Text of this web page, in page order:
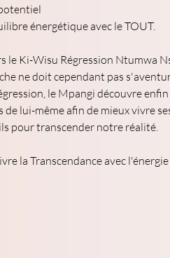
énergétique avec le TOUT.
le Ki-Wisu Régression Ntumwa
ne doit cependant pas
le Mpangi découvre
de lui-même afin de mieux vivre
pour transcender notre réalité.
la Transcendance avec